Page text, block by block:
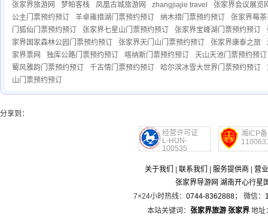
张家界旅游网
梦帕客栈 凤凰古城旅游网 zhangjiajie travel
张家界会议展览
公主门票预约预订
羊卓雍措湖门票预约预订 纳木措门票预约预订
张家界莓
门狐仙门票预约预订
张家界七星山门票预约预订 张家界宝峰湖门票预约预订
家界国家森林公园门票预约预订
张家界天门山门票预约预订 张家界康泰之旅
家界票网
独库公路门票预约预订 喀纳斯门票预约预订
天山天池门票预约预订
蜀风雅韵门票预约预订
千古情门票预约预订 哈尔滨冰雪大世界门票预约预订
山门票预约预订
分享到：
经营许可证
L-HUN-
100535
湘ICP备
关于我们 联系我们 服务提供商
营
张家界导游网 湖南开心行星
7×24小时热线： 0744-8362888； 微信：
本站关键词： 张家界旅游 张家界 地址